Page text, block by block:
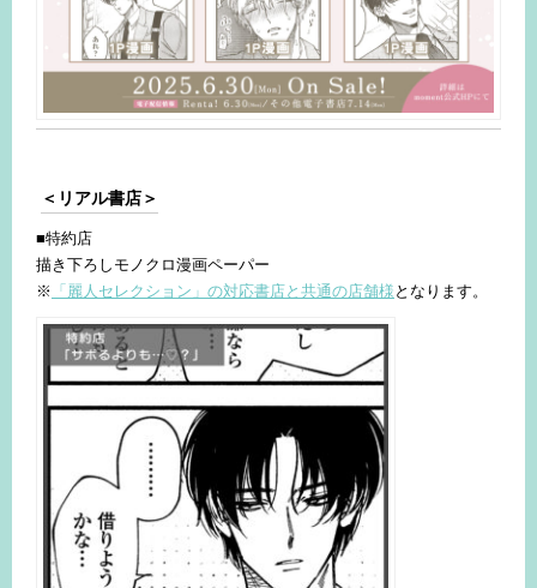
＜リアル書店＞
■特約店
描き下ろしモノクロ漫画ペーパー
※ 「麗人セレクション」の対応書店と共通の店舗様 となります。